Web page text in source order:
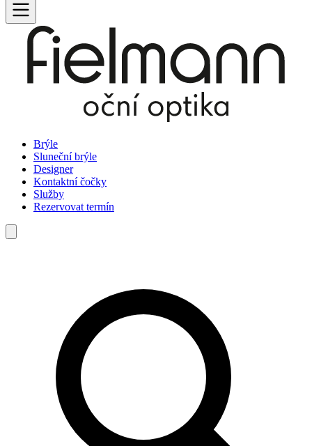
Brýle
Sluneční brýle
Designer
Kontaktní čočky
Služby
Rezervovat termín